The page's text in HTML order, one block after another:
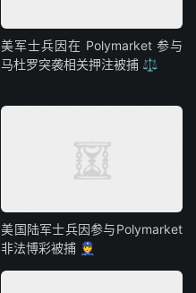
美军士兵因在 Polymarket 参与
马杜罗突袭相关押注被捕 ⚖️
美国陆军士兵因参与Polymarket
非法博彩被捕 👮